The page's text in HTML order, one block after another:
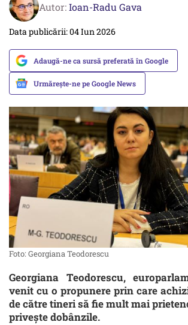
Autor:Ioan-Radu Gava
Data publicării: 04 Iun 2026
Adaugă-ne ca sursă preferată în Google
Urmărește-ne pe Google News
Foto: Georgiana Teodorescu
Georgiana Teodorescu,
venit cu o propunere prin care
de către tineri să fie mult mai
privește dobânzile.